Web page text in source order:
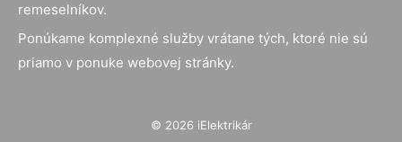
remeselníkov.
Ponúkame komplexné služby vrátane tých, ktoré nie sú
priamo v ponuke webovej stránky.
© 2026 iElektrikár